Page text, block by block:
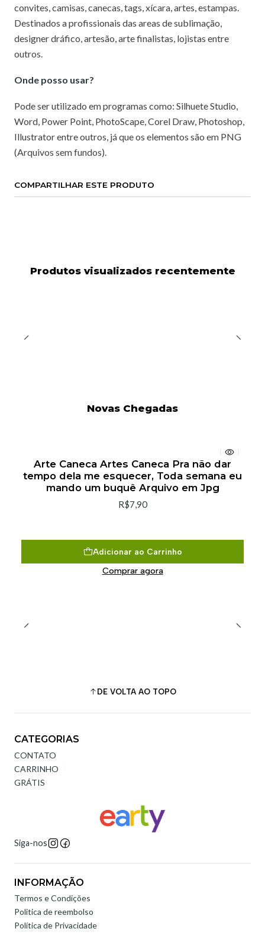
convites, camisas, canecas, tags, xícara, artes, estampas.
Destinados a profissionais das areas de sublimação,
designer dráfico, artesão, arte finalistas, lojistas entre
outros.
Onde posso usar?
Pode ser utilizado em programas como: Silhuete Studio,
Word, Power Point, PhotoScape, Corel Draw, Photoshop,
Illustrator entre outros, já que os elementos são em PNG
(Arquivos sem fundos).
COMPARTILHAR ESTE PRODUTO
Produtos visualizados recentemente
Novas Chegadas
Arte Caneca Artes Caneca Pra não dar
tempo dela me esquecer, Toda semana eu
mando um buquê Arquivo em Jpg
R$7,90
Adicionar ao Carrinho
Comprar agora
DE VOLTA AO TOPO
CATEGORIAS
CONTATO
CARRINHO
GRÁTIS
Siga-nos
INFORMAÇÃO
Termos e Condições
Politica de reembolso
Política de Privacidade